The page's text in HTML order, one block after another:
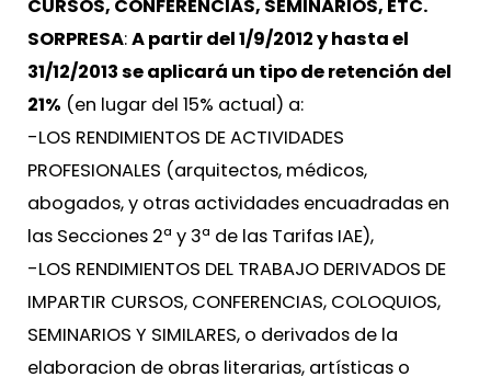
CURSOS, CONFERENCIAS, SEMINARIOS, ETC.
SORPRESA:A partir del 1/9/2012 y hasta el
31/12/2013 se aplicará un tipo de retención del
21% (en lugar del 15% actual) a:
-LOS RENDIMIENTOS DE ACTIVIDADES
PROFESIONALES (arquitectos, médicos,
abogados, y otras actividades encuadradas en
las Secciones 2ª y 3ª de las Tarifas IAE),
-LOS RENDIMIENTOS DEL TRABAJO DERIVADOS DE
IMPARTIR CURSOS, CONFERENCIAS, COLOQUIOS,
SEMINARIOS Y SIMILARES, o derivados de la
elaboracion de obras literarias, artísticas o